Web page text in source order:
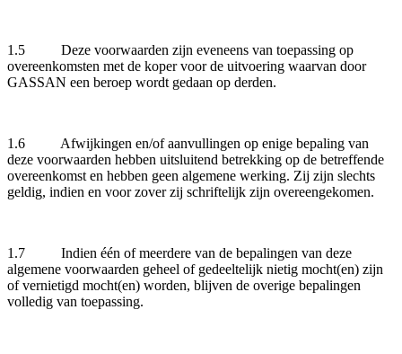
1.5 Deze voorwaarden zijn eveneens van toepassing op
overeenkomsten met de koper voor de uitvoering waarvan door
GASSAN een beroep wordt gedaan op derden.
1.6 Afwijkingen en/of aanvullingen op enige bepaling van
deze voorwaarden hebben uitsluitend betrekking op de betreffende
overeenkomst en hebben geen algemene werking. Zij zijn slechts
geldig, indien en voor zover zij schriftelijk zijn overeengekomen.
1.7 Indien één of meerdere van de bepalingen van deze
algemene voorwaarden geheel of gedeeltelijk nietig mocht(en) zijn
of vernietigd mocht(en) worden, blijven de overige bepalingen
volledig van toepassing.